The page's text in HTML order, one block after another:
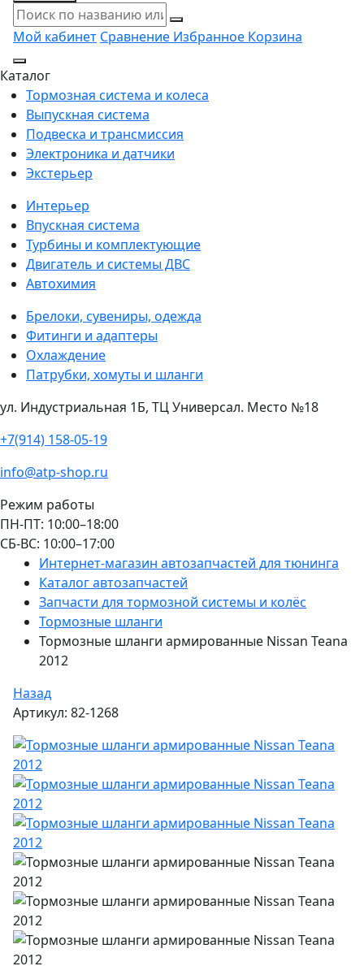
Мой кабинет Сравнение Избранное Корзина
Каталог
Тормозная система и колеса
Выпускная система
Подвеска и трансмиссия
Электроника и датчики
Экстерьер
Интерьер
Впускная система
Турбины и комплектующие
Двигатель и системы ДВС
Автохимия
Брелоки, сувениры, одежда
Фитинги и адаптеры
Охлаждение
Патрубки, хомуты и шланги
ул. Индустриальная 1Б, ТЦ Универсал. Место №18
+7(914) 158-05-19
info@atp-shop.ru
Режим работы
ПН-ПТ: 10:00–18:00
СБ-ВС: 10:00–17:00
Интернет-магазин автозапчастей для тюнинга
Каталог автозапчастей
Запчасти для тормозной системы и колёс
Тормозные шланги
Тормозные шланги армированные Nissan Teana
2012
Назад
Артикул: 82-1268